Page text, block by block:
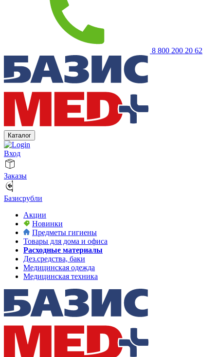
8 800 200 20 62
Каталог
Вход
Заказы
Базисрубли
Акции
Новинки
Предметы гигиены
Товары для дома и офиса
Расходные материалы
Дез.средства, баки
Медицинская одежда
Медицинская техника